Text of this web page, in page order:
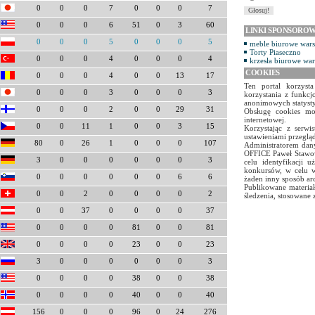
0 0 0 7 0 0 0 7
0 0 0 6 51 0 3 60
0 0 0 5 0 0 0 5
0 0 0 4 0 0 0 4
0 0 0 4 0 0 13 17
0 0 0 3 0 0 0 3
0 0 0 2 0 0 29 31
0 0 11 1 0 0 3 15
80 0 26 1 0 0 0 107
3 0 0 0 0 0 0 3
0 0 0 0 0 0 6 6
0 0 2 0 0 0 0 2
0 0 37 0 0 0 0 37
0 0 0 0 81 0 0 81
0 0 0 0 23 0 0 23
3 0 0 0 0 0 0 3
0 0 0 0 38 0 0 38
0 0 0 0 40 0 0 40
156 0 0 0 96 0 24 276
LINKI
meble biurowe
Torty Piaseczno
krzesła biurowe
COOKIES
Ten portal
korzystania z
anonimowych
Obsługę cookies
internetowej.
Korzystając z
ustawieniami
Administratorem
OFFICE Paweł
celu identyfikacji
konkursów, w celu
żaden inny sposób
Publikowane
śledzenia,